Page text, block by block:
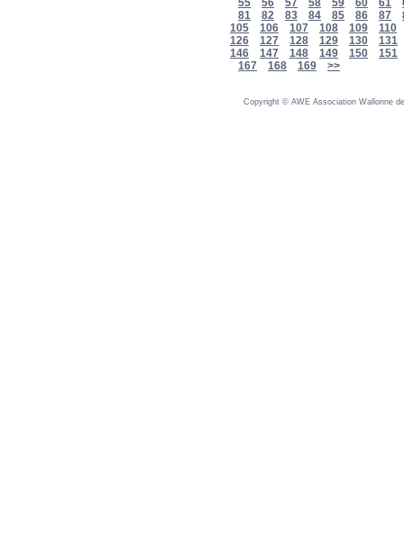
55
56 57 58 59 60 61
81
82 83 84 85 86 87
105
106 107 108 109
110
126
127 128 129 130
131
146
147 148 149 150
151
167
168 169 >>
Copyright © AWE Association Wallonne